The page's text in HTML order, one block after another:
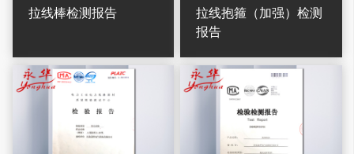
拉线棒检测报告
拉线抱箍（加强）检测
报告